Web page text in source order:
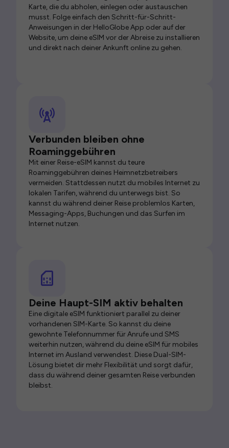
Karte, die du abholen, einlegen oder austauschen
musst. Folge einfach den Schritt-für-Schritt-
Anweisungen in der HelloGlobe App oder auf der
Website, um deine eSIM vor der Abreise zu installieren
und direkt nach deiner Ankunft online zu gehen.
Verbunden bleiben ohne
Roaminggebühren
Mit einer Reise-eSIM kannst du teure
Roaminggebühren deines Heimnetzbetreibers
vermeiden. Stattdessen nutzt du mobiles Internet zu
lokalen Tarifen, während du unterwegs bist. So
kannst du während deiner Reise problemlos Karten,
Messaging-Apps, Buchungen und das Surfen im
Internet nutzen.
Deine Haupt-SIM aktiv behalten
Eine digitale eSIM funktioniert parallel zu deiner
vorhandenen SIM-Karte. So kannst du deine
gewohnte Telefonnummer für Anrufe und SMS
weiterhin nutzen, während du deine eSIM für mobiles
Internet im Ausland verwendest. Diese Dual-SIM-
Lösung bietet dir mehr Flexibilität und sorgt dafür,
dass du während deiner gesamten Reise verbunden
bleibst.